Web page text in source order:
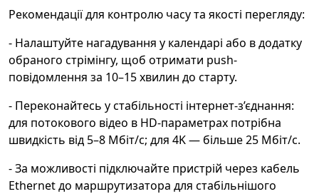
Рекомендації для контролю часу та якості перегляду:
- Налаштуйте нагадування у календарі або в додатку
обраного стрімінгу, щоб отримати push-
повідомлення за 10–15 хвилин до старту.
- Переконайтесь у стабільності інтернет-з’єднання:
для потокового відео в HD-параметрах потрібна
швидкість від 5–8 Мбіт/с; для 4K — більше 25 Мбіт/с.
- За можливості підключайте пристрій через кабель
Ethernet до маршрутизатора для стабільнішого